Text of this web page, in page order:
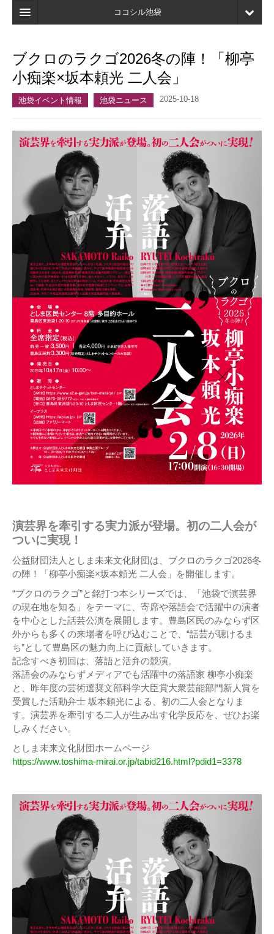
ココシル池袋
検索
店舗・施設最新情報
マイページ
ブックマーク
ブクロのラクゴ2026冬の陣！「柳亭
小痴楽×坂本頼光 二人会」
池袋イベント情報 池袋ニュース 2025-10-18
演芸界を牽引する実力派が登場。初の二人会が
ついに実現！
公益財団法人としま未来文化財団は、ブクロのラクゴ2026冬
の陣！「柳亭小痴楽×坂本頼光 二人会」を開催します。
“ブクロのラクゴ”と銘打つ本シリーズでは、「池袋で演芸界
の現在地を知る」をテーマに、寄席や落語会で活躍中の演者
を中心とした話芸公演を展開します。豊島区民のみならず区
外からも多くの来場者を呼び込むことで、“話芸が聴けるま
ち”として豊島区の魅力向上に貢献していきます。
記念すべき初回は、落語と活弁の競演。
落語会のみならずメディアでも活躍中の落語家 柳亭小痴楽
と、昨年度の芸術選奨文部科学大臣賞大衆芸能部門新人賞を
受賞した活動弁士 坂本頼光による、初の二人会となりま
す。演芸界を牽引する二人が生み出す化学反応を、ぜひお楽
しみください。
としま未来文化財団ホームページ
https://www.toshima-mirai.or.jp/tabid216.html?pdid1=3378